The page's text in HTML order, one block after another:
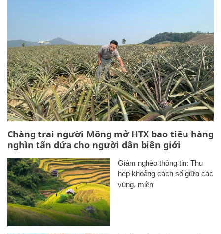
Chàng trai người Mông mở HTX bao tiêu hàng
nghìn tấn dứa cho người dân biên giới
Giảm nghèo thông tin: Thu
hẹp khoảng cách số giữa các
vùng, miền